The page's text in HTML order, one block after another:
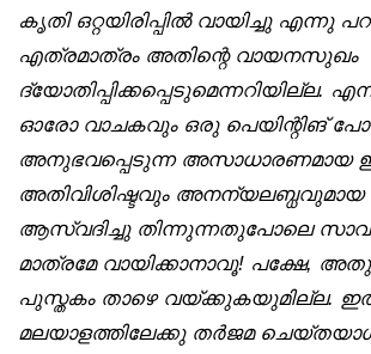
കൃതി ഒറ്റയിരിപ്പിൽ വായിച്ചു എന്നു
എത്രമാത്രം അതിന്റെ വായനസുഖം
ദ്യോതിപ്പിക്കപ്പെടുമെന്നറിയില്ല.
ഓരോ വാചകവും ഒരു പെയിന്റിങ്
അനുഭവപ്പെടുന്ന അസാധാരണമായ
അതിവിശിഷ്ടവും
ആസ്വദിച്ചു തിന്നുന്നതുപോലെ
മാത്രമേ വായിക്കാനാവൂ! പക്ഷേ, അതു
പുസ്തകം താഴെ വയ്ക്കുകയുമില്ല.
മലയാളത്തിലേക്കു തർജമ